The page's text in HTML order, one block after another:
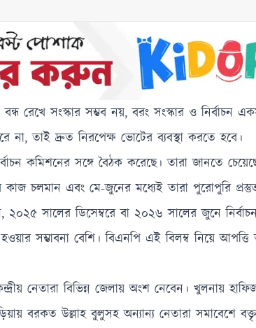
বন্ধ রেখে সংস্কার সম্ভব নয়, বরং সংস্কার ও
না, তাই দ্রুত নিরপেক্ষ ভোটের ব্যবস্থা করতে হবে।
কমিশনের সঙ্গে বৈঠক করেছে। তারা জানতে
কাজ চলমান এবং মে-জুনের মধ্যেই তারা পুরোপুরি
সালের ডিসেম্বরে বা ২০২৬ সালের জুনে
সম্ভাবনা বেশি। বিএনপি এই বিলম্ব নিয়ে আপত্তি
নেতারা বিভিন্ন জেলায় অংশ নেবেন। খুলনায়
বরকত উল্লাহ বুলুসহ অন্যান্য নেতারা সমাবেশে